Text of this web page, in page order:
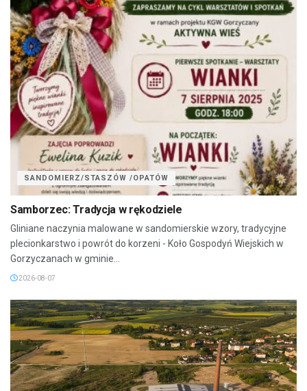
SANDOMIERZ/STASZÓW /OPATÓW
Samborzec: Tradycja w rękodziele
Gliniane naczynia malowane w sandomierskie wzory, tradycyjne
plecionkarstwo i powrót do korzeni - Koło Gospodyń Wiejskich w
Gorzyczanach w gminie...
2026-08-07